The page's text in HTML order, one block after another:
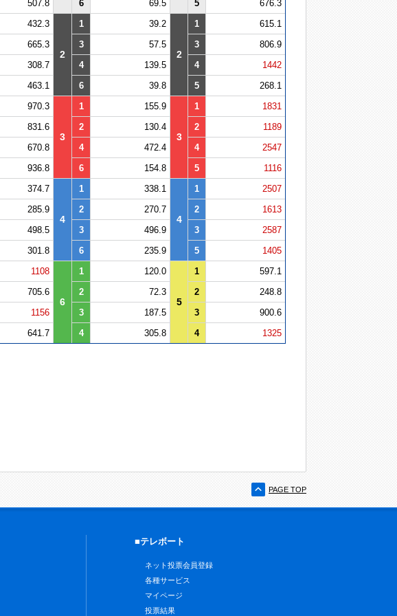
507.8 6 69.5 5 676.3
432.3
2
1 39.2
2
1
615.1
665.3 3 57.5 3
806.9
308.7 4 139.5 4
1442
463.1 6 39.8 5 268.1
970.3
3
1 155.9
3
1
1831
831.6 2 130.4 2
1189
670.8 4 472.4 4
2547
936.8 6 154.8 5 1116
374.7
4
1 338.1
4
1
2507
285.9 2 270.7 2
1613
498.5 3 496.9 3
2587
301.8 6 235.9 5 1405
1108
6
1 120.0
5
1
597.1
705.6 2 72.3 2
248.8
1156 3 187.5 3
900.6
641.7 4 305.8 4 1325
PAGE TOP
■テレボート
ネット投票会員登録
各種サービス
マイページ
投票結果